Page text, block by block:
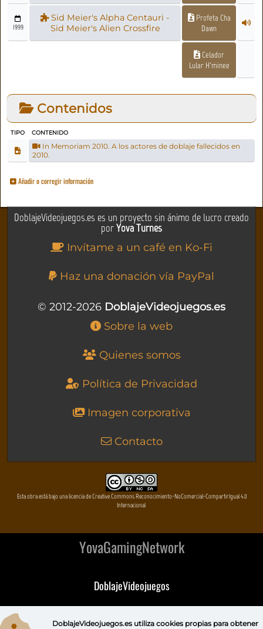
1999
Sid Meier's Alpha Centauri -
Sid Meier's Alien Crossfire
Profeta Cha
Dawn
Celador
Lular H'minee
Contenidos
TIPO CONTENIDO
In Memoriam 2010. A los actores de doblaje fallecidos en
2010.
Añadir o corregir información
DoblajeVideojuegos.es es un proyecto sin ánimo de lucro creado
porYova Turnes
Invítame a un café en Ko-Fi
Haz una donación vía PayPal
© 2012-2026 DoblajeVideojuegos.es
Sobre la web
Quienes somos
Política de Privacidad
Imagen corporativa
Contacto
Esta obra está bajo una licencia de Creative Commons Reconocimiento-NoComercial-CompartirIgual 4.0
Internacional
YovaGamingNetwork
DoblajeVideojuegos
DeVuego
DoblajeVideojuegos.es utiliza cookies propiaspara obtener